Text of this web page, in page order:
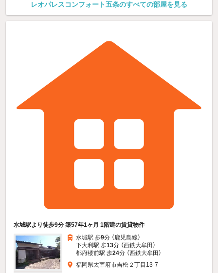
レオパレスコンフォート五条のすべての部屋を見る
水城駅より徒歩9分 築57年1ヶ月 1階建の賃貸物件
水城駅 歩9分 （鹿児島線）
下大利駅 歩13分 （西鉄大牟田）
都府楼前駅 歩24分 （西鉄大牟田）
福岡県太宰府市吉松２丁目13-7